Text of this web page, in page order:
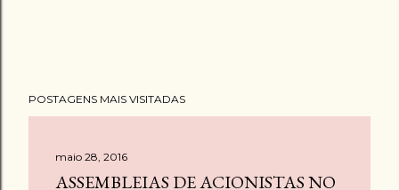
POSTAGENS MAIS VISITADAS
maio 28, 2016
ASSEMBLEIAS DE ACIONISTAS NO